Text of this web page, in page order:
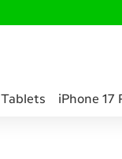
Tablets iPhone 17